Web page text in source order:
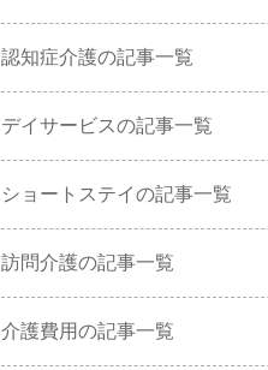
認知症介護の記事一覧
デイサービスの記事一覧
ショートステイの記事一覧
訪問介護の記事一覧
介護費用の記事一覧